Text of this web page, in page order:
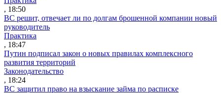
, 18:50
ВС решит, отвечает ли по долгам брошенной компании новый
руководитель
Практика
, 18:47
Путин подписал закон о новых правилах комплексного
развития территорий
Законодательство
, 18:24
ВС защитил право на взыскание займа по расписке